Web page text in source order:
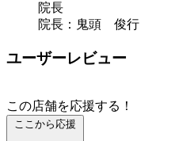
院長
院長：鬼頭 俊行
ユーザーレビュー
この店舗を応援する！
ここから応援